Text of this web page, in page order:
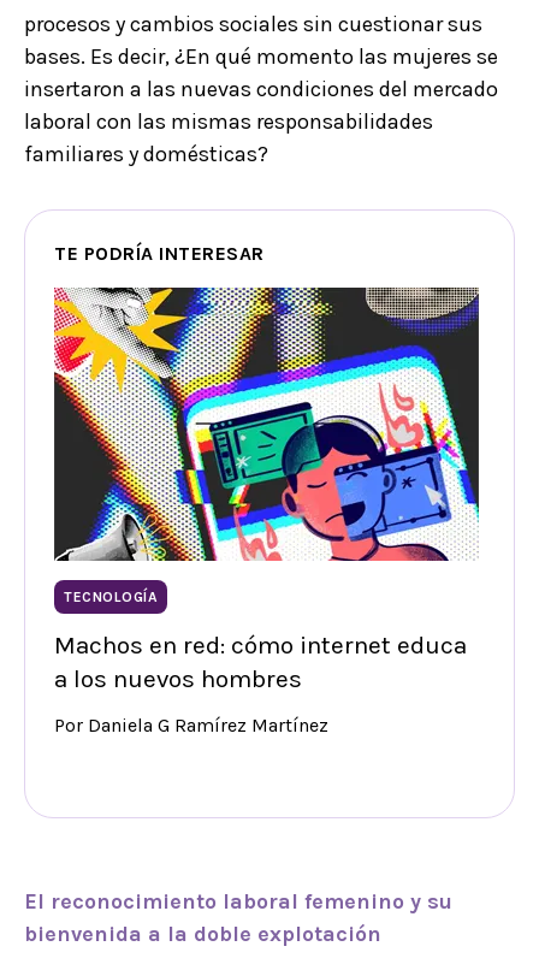
procesos y cambios sociales sin cuestionar sus
bases. Es decir, ¿En qué momento las mujeres se
insertaron a las nuevas condiciones del mercado
laboral con las mismas responsabilidades
familiares y domésticas?
TE PODRÍA INTERESAR
TECNOLOGÍA
Machos en red: cómo internet educa
a los nuevos hombres
Por Daniela G Ramírez Martínez
El reconocimiento laboral femenino y su
bienvenida a la doble explotación